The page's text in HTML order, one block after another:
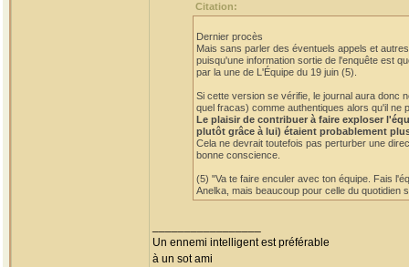
Citation:
Dernier procès
Mais sans parler des éventuels appels et
puisqu'une information sortie de l'enquête est
par la une de L'Équipe du 19 juin (5).
Si cette version se vérifie, le journal aura donc
quel fracas) comme authentiques alors qu'il ne
Le plaisir de contribuer à faire exploser
plutôt grâce à lui) étaient probablement
Cela ne devrait toutefois pas perturber une
bonne conscience.
(5) "Va te faire enculer avec ton équipe. Fais
Anelka, mais beaucoup pour celle du quotidien
Un ennemi intelligent est préférable
à un sot ami